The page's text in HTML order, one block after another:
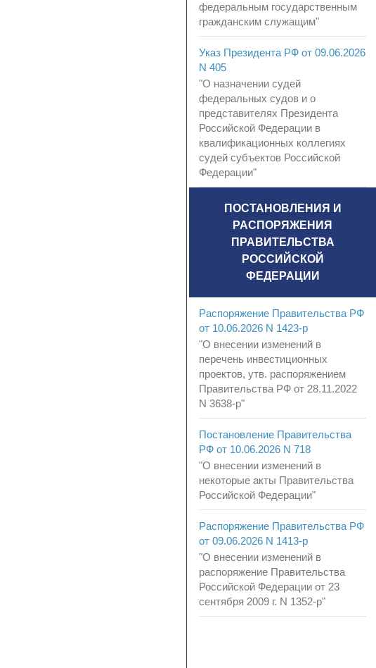
федеральным государственным
гражданским служащим"
Указ Президента РФ от 09.06.2026
N 405
"О назначении судей
федеральных судов и о
представителях Президента
Российской Федерации в
квалификационных коллегиях
судей субъектов Российской
Федерации"
ПОСТАНОВЛЕНИЯ И
РАСПОРЯЖЕНИЯ
ПРАВИТЕЛЬСТВА
РОССИЙСКОЙ
ФЕДЕРАЦИИ
Распоряжение Правительства РФ
от 10.06.2026 N 1423-р
"О внесении изменений в
перечень инвестиционных
проектов, утв. распоряжением
Правительства РФ от 28.11.2022
N 3638-р"
Постановление Правительства
РФ от 10.06.2026 N 718
"О внесении изменений в
некоторые акты Правительства
Российской Федерации"
Распоряжение Правительства РФ
от 09.06.2026 N 1413-р
"О внесении изменений в
распоряжение Правительства
Российской Федерации от 23
сентября 2009 г. N 1352-р"